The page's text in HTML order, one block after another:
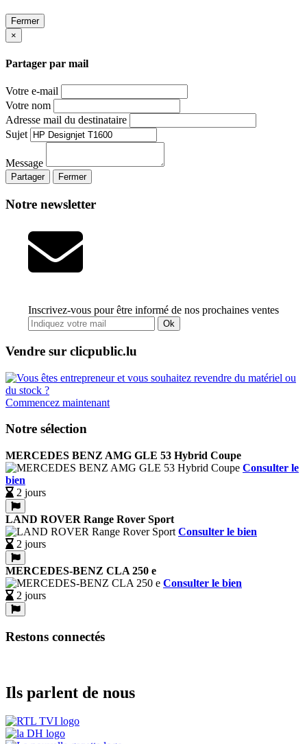
Fermer
×
Partager par mail
Votre e-mail
Votre nom
Adresse mail du destinataire
Sujet
Message
Partager Fermer
Notre newsletter
Inscrivez-vous pour être informé de nos prochaines ventes
Ok
Vendre sur clicpublic.lu
Commencez maintenant
Notre sélection
MERCEDES BENZ AMG GLE 53 Hybrid Coupe
Consulter le
bien
2 jours
LAND ROVER Range Rover Sport
Consulter le bien
2 jours
MERCEDES-BENZ CLA 250 e
Consulter le bien
2 jours
Restons connectés
Ils parlent de nous